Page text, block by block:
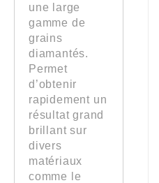
une large
gamme de
grains
diamantés.
Permet
d’obtenir
rapidement un
résultat grand
brillant sur
divers
matériaux
comme le